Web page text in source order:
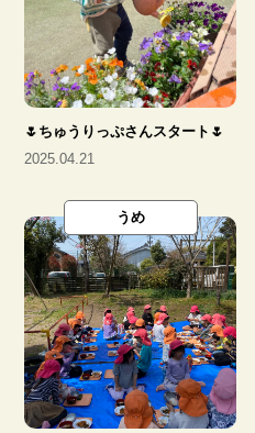
🌷ちゅうりっぷさんスタート🌷
2025.04.21
うめ